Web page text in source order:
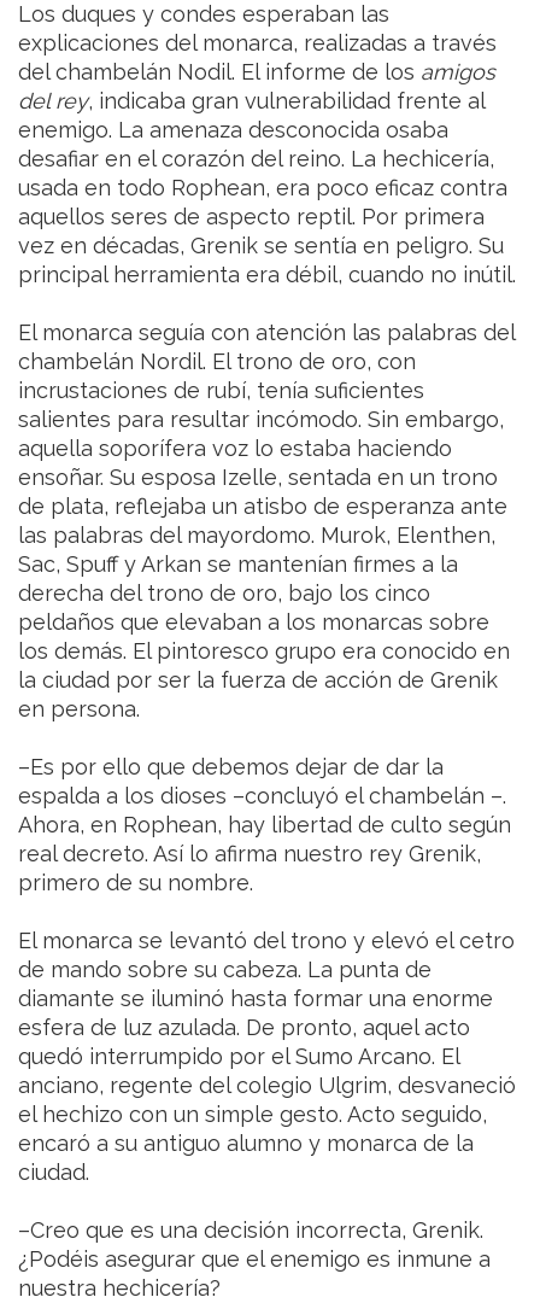
Los duques y condes esperaban las
explicaciones del monarca, realizadas a través
del chambelán Nodil. El informe de los amigos
del rey, indicaba gran vulnerabilidad frente al
enemigo. La amenaza desconocida osaba
desafiar en el corazón del reino. La hechicería,
usada en todo Rophean, era poco eficaz contra
aquellos seres de aspecto reptil. Por primera
vez en décadas, Grenik se sentía en peligro. Su
principal herramienta era débil, cuando no inútil.
El monarca seguía con atención las palabras del
chambelán Nordil. El trono de oro, con
incrustaciones de rubí, tenía suficientes
salientes para resultar incómodo. Sin embargo,
aquella soporífera voz lo estaba haciendo
ensoñar. Su esposa Izelle, sentada en un trono
de plata, reflejaba un atisbo de esperanza ante
las palabras del mayordomo. Murok, Elenthen,
Sac, Spuff y Arkan se mantenían firmes a la
derecha del trono de oro, bajo los cinco
peldaños que elevaban a los monarcas sobre
los demás. El pintoresco grupo era conocido en
la ciudad por ser la fuerza de acción de Grenik
en persona.
–Es por ello que debemos dejar de dar la
espalda a los dioses –concluyó el chambelán –.
Ahora, en Rophean, hay libertad de culto según
real decreto. Así lo afirma nuestro rey Grenik,
primero de su nombre.
El monarca se levantó del trono y elevó el cetro
de mando sobre su cabeza. La punta de
diamante se iluminó hasta formar una enorme
esfera de luz azulada. De pronto, aquel acto
quedó interrumpido por el Sumo Arcano. El
anciano, regente del colegio Ulgrim, desvaneció
el hechizo con un simple gesto. Acto seguido,
encaró a su antiguo alumno y monarca de la
ciudad.
–Creo que es una decisión incorrecta, Grenik.
¿Podéis asegurar que el enemigo es inmune a
nuestra hechicería?